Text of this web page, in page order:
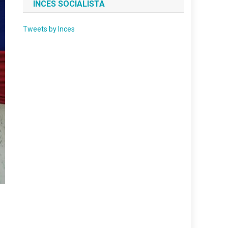
INCES SOCIALISTA
Tweets by Inces